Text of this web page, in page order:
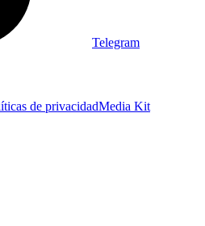
Telegram
de privacidadMedia Kit